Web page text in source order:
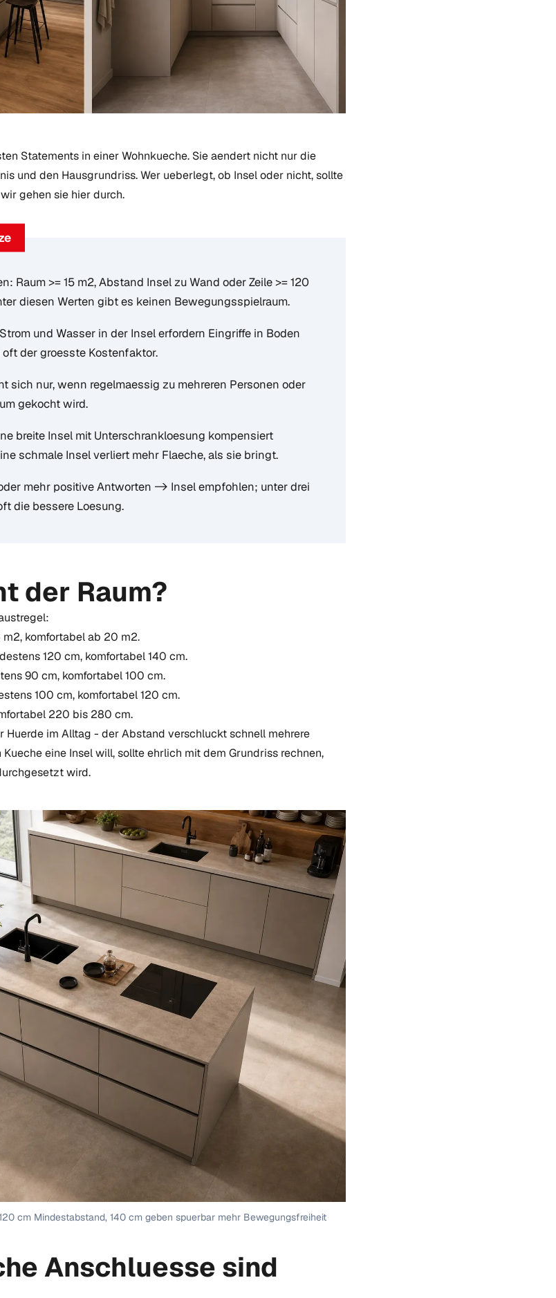
Statements in einer Wohnkueche. Sie aendert nicht nur die
und den Hausgrundriss. Wer ueberlegt, ob Insel oder nicht, sollte
gehen sie hier durch.
Raum >= 15 m2, Abstand Insel zu Wand oder Zeile >= 120
diesen Werten gibt es keinen Bewegungsspielraum.
und Wasser in der Insel erfordern Eingriffe in Boden
der groesste Kostenfaktor.
sich nur, wenn regelmaessig zu mehreren Personen oder
gekocht wird.
breite Insel mit Unterschrankloesung kompensiert
schmale Insel verliert mehr Flaeche, als sie bringt.
mehr positive Antworten -> Insel empfohlen; unter drei
die bessere Loesung.
der Raum?
komfortabel ab 20 m2.
120 cm, komfortabel 140 cm.
90 cm, komfortabel 100 cm.
100 cm, komfortabel 120 cm.
220 bis 280 cm.
Huerde im Alltag - der Abstand verschluckt schnell mehrere
eine Insel will, sollte ehrlich mit dem Grundriss rechnen,
wird.
cm Mindestabstand, 140 cm geben spuerbar mehr Bewegungsfreiheit
Anschluesse sind